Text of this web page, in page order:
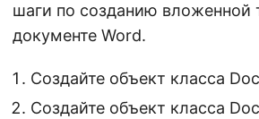
шаги по созданию вложенной
документе Word.
Создайте объект класса
Создайте объект класса